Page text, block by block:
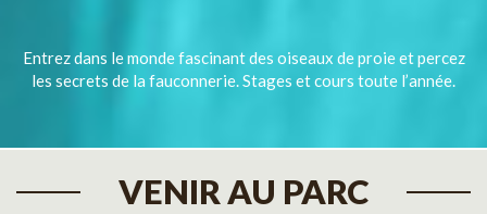
Entrez dans le monde fascinant des oiseaux de proie et percez
les secrets de la fauconnerie. Stages et cours toute l’année.
VENIR AU PARC